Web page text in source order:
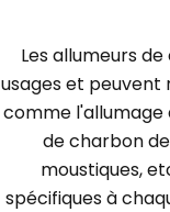
Les allumeurs
usages et peuvent
comme l'allumage
de charbon
moustiques,
spécifiques à